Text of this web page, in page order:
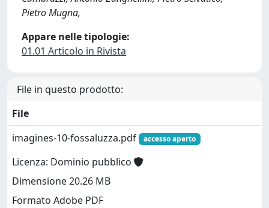
Pietro Mugna,
Appare nelle tipologie:
01.01 Articolo in Rivista
File in questo prodotto:
File
imagines-10-fossaluzza.pdf
accesso aperto
Licenza: Dominio pubblico
Dimensione 20.26 MB
Formato Adobe PDF